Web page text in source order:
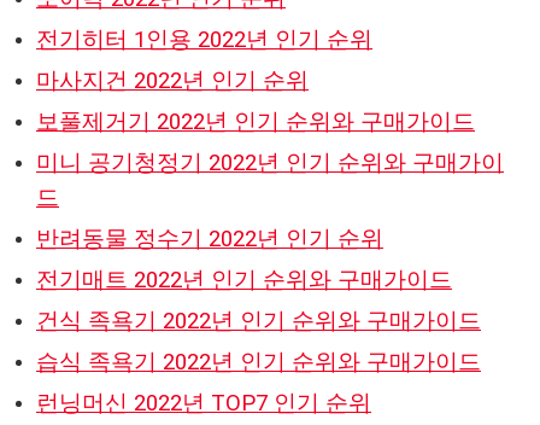
전기히터 1인용 2022년 인기 순위
마사지건 2022년 인기 순위
보풀제거기 2022년 인기 순위와 구매가이드
미니 공기청정기 2022년 인기 순위와 구매가이
드
반려동물 정수기 2022년 인기 순위
전기매트 2022년 인기 순위와 구매가이드
건식 족욕기 2022년 인기 순위와 구매가이드
습식 족욕기 2022년 인기 순위와 구매가이드
런닝머신 2022년 TOP7 인기 순위